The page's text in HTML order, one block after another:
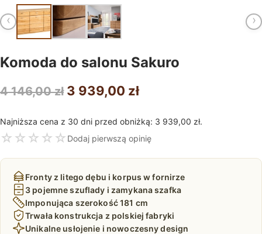
‹ ›
Komoda do salonu Sakuro
4 146,00zł Pierwotna
wynosiła:
146,00 zł.
3 939,00 złAktualna
wynosi:
939,00 zł.
Najniższa cena z 30 dni przed obniżką: 3 939,00 zł.
☆ ☆ ☆ ☆ ☆ Dodaj pierwszą opinię
Fronty z litego dębu i korpus w fornirze
3 pojemne szuflady i zamykana szafka
Imponująca szerokość 181 cm
Trwała konstrukcja z polskiej fabryki
Unikalne usłojenie i nowoczesny design